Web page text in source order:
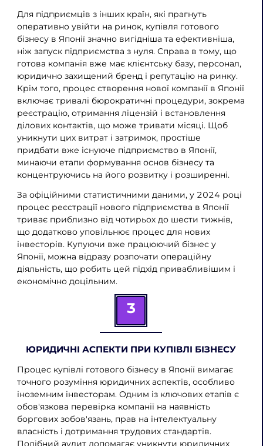
Для підприємців з інших країн, які прагнуть
оперативно увійти на ринок, купівля готового
бізнесу в Японії значно вигідніша та ефективніша,
ніж запуск підприємства з нуля. Справа в тому, що
готова компанія вже має клієнтську базу, персонал,
юридично захищений бренд і репутацію на ринку.
Крім того, процес створення нової компанії в Японії
включає тривалі бюрократичні процедури, зокрема
реєстрацію, отримання ліцензій і встановлення
ділових контактів, що може тривати місяці. Щоб
уникнути цих витрат і затримок, простіше
придбати вже існуюче підприємство в Японії,
минаючи етапи формування основ бізнесу та
концентруючись на його розвитку і розширенні.
За офіційними статистичними даними, у 2024 році
процес реєстрації нового підприємства в Японії
триває приблизно від чотирьох до шести тижнів,
що додатково уповільнює процес для нових
інвесторів. Купуючи вже працюючий бізнес у
Японії, можна відразу розпочати операційну
діяльність, що робить цей підхід привабливішим і
економічно доцільним.
3
ЮРИДИЧНІ АСПЕКТИ ПРИ КУПІВЛІ БІЗНЕСУ
Процес купівлі готового бізнесу в Японії вимагає
точного розуміння юридичних аспектів, особливо
іноземним інвесторам. Одним із ключових етапів є
обов'язкова перевірка компанії на наявність
боргових зобов'язань, прав на інтелектуальну
власність і дотримання трудових стандартів.